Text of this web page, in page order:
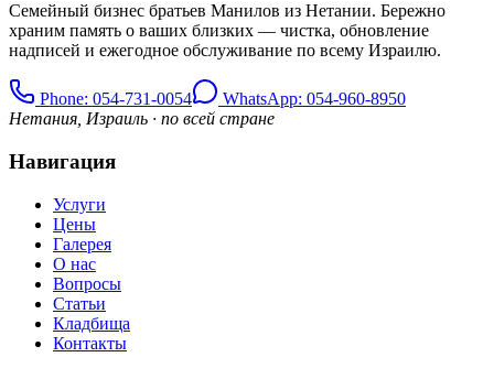
Семейный бизнес братьев Манилов из Нетании. Бережно
храним память о ваших близких — чистка, обновление
надписей и ежегодное обслуживание по всему Израилю.
Phone: 054-731-0054
WhatsApp: 054-960-8950
Нетания, Израиль · по всей стране
Навигация
Услуги
Цены
Галерея
О нас
Вопросы
Статьи
Кладбища
Контакты